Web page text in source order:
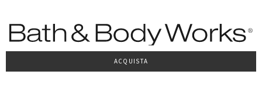
ACQUISTA
Condizioni Generali di venditaPrivacy PolicyCookie PolicyAccessibilità